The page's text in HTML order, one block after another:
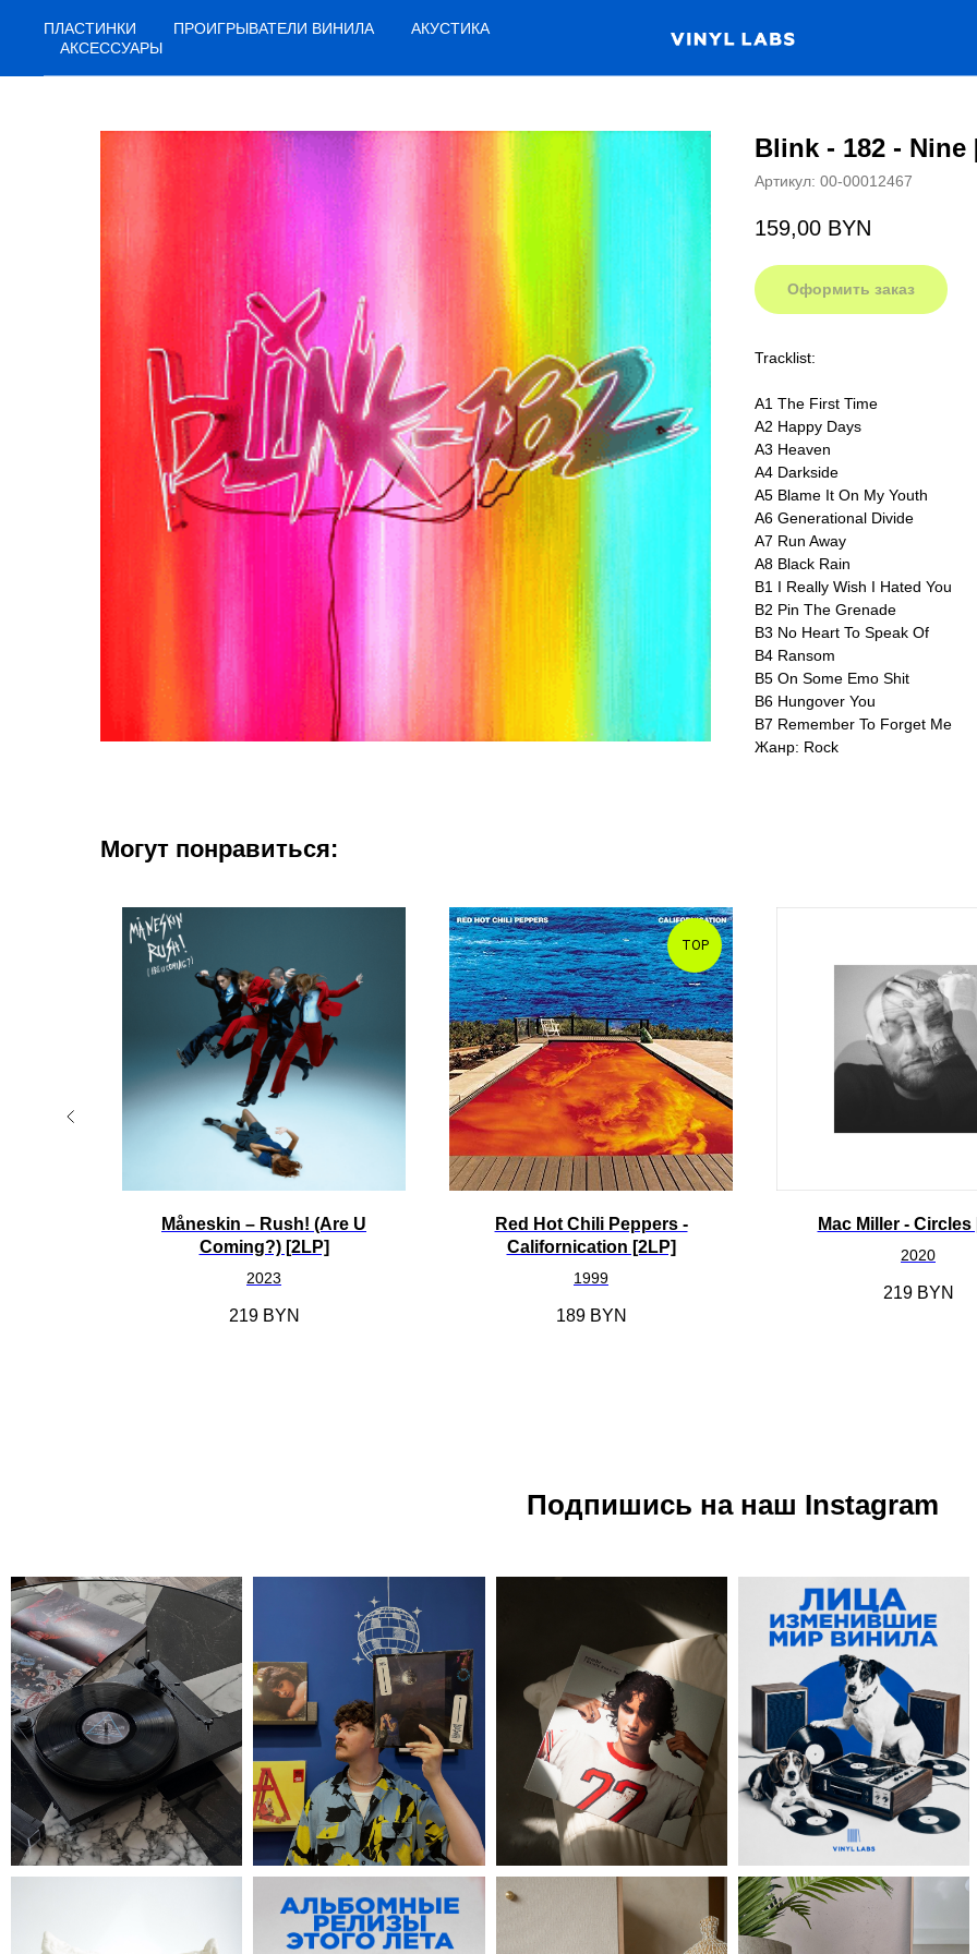
ПЛАСТИНКИ ПРОИГРЫВАТЕЛИ ВИНИЛА
АКУСТИКА
АКСЕССУАРЫ
Blink - 182 - Nine
Артикул: 00-00012467
159,00 BYN
Оформить заказ
Tracklist:
A1 The First Time
A2 Happy Days
A3 Heaven
A4 Darkside
A5 Blame It On My Youth
A6 Generational Divide
A7 Run Away
A8 Black Rain
B1 I Really Wish I Hated You
B2 Pin The Grenade
B3 No Heart To Speak Of
B4 Ransom
B5 On Some Emo Shit
B6 Hungover You
B7 Remember To Forget Me
Жанр: Rock
Могут понравиться:
Måneskin – Rush! (Are U
Coming?) [2LP]
2023
219 BYN
TOP
Red Hot Chili Peppers -
Californication [2LP]
1999
189 BYN
Mac Miller - Circles
2020
219 BYN
Подпишись на наш Instagram